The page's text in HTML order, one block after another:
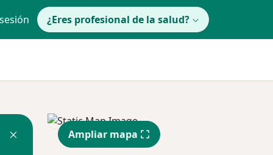
¿Eres profesional de la salud?
Ampliar mapa